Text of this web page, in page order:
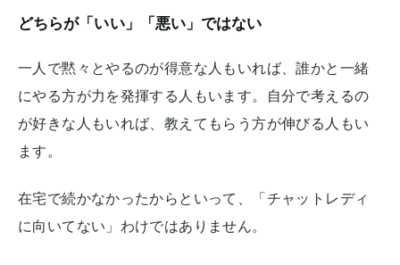
どちらが「いい」「悪い」ではない
一人で黙々とやるのが得意な人もいれば、誰かと一緒
にやる方が力を発揮する人もいます。自分で考えるの
が好きな人もいれば、教えてもらう方が伸びる人もい
ます。
在宅で続かなかったからといって、「チャットレディ
に向いてない」わけではありません。